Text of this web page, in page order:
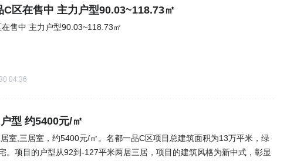
C区在售中 主力户型90.03~118.73㎡
售中 主力户型90.03~118.73㎡
04:36
型 约5400元/㎡
室,三居室，约5400元/㎡。名都一品C区项目总建筑面积为13万平米，绿
项目的户型从92到-127平米两居三居，项目的建筑风格为新中式，彰显